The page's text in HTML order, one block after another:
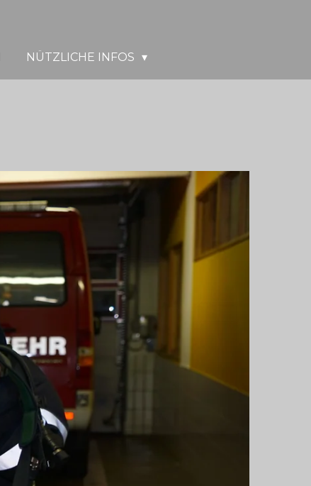
NÜTZLICHE INFOS